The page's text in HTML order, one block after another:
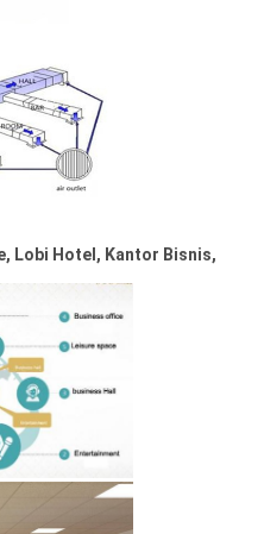
Lobi Hotel, Kantor Bisnis,